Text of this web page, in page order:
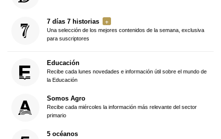
7 días 7 historias
Una selección de los mejores contenidos de la semana, exclusiva
para suscriptores
Educación
Recibe cada lunes novedades e información útil sobre el mundo de
la Educación
Somos Agro
Recibe cada miércoles la información más relevante del sector
primario
5 océanos